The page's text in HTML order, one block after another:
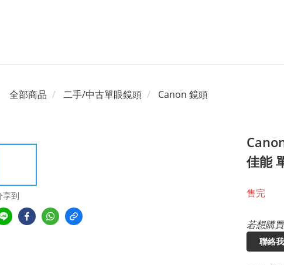
全部商品 二手/中古單眼鏡頭 Canon 鏡頭
享到
佳能
售完
若想購
聯絡